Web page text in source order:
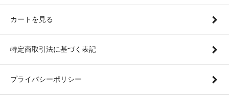
カートを見る
特定商取引法に基づく表記
プライバシーポリシー